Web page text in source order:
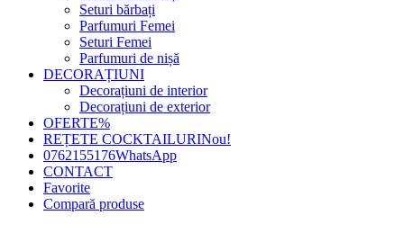
Seturi bărbați
Parfumuri Femei
Seturi Femei
Parfumuri de nișă
DECORAȚIUNI
Decorațiuni de interior
Decorațiuni de exterior
OFERTE%
REȚETE COCKTAILURINou!
0762155176WhatsApp
CONTACT
Favorite
Compară produse